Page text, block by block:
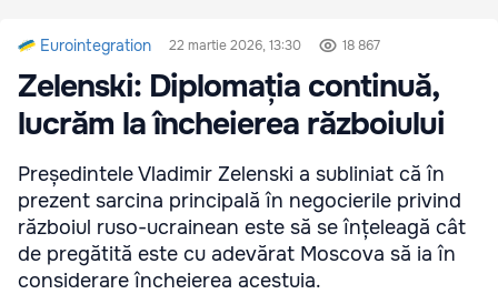
Eurointegration 22 martie 2026, 13:30 18 867
Zelenski: Diplomația continuă,
lucrăm la încheierea războiului
Președintele Vladimir Zelenski a subliniat că în
prezent sarcina principală în negocierile privind
războiul ruso-ucrainean este să se înțeleagă cât
de pregătită este cu adevărat Moscova să ia în
considerare încheierea acestuia.